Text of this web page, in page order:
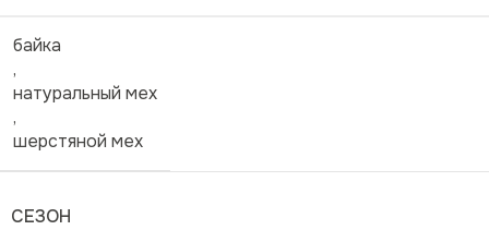
байка
,
натуральный мех
,
шерстяной мех
СЕЗОН